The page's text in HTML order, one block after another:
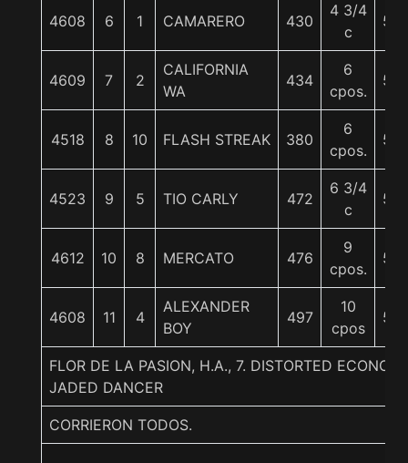
4608 6 1 CAMARERO 430
4 3/4
c
56
4609 7 2
CALIFORNIA
WA
434
6
cpos.
56
4518 8 10 FLASH STREAK 380
6
cpos.
56
4523 9 5 TIO CARLY 472
6 3/4
c
56
4612 10 8 MERCATO 476
9
cpos.
56
4608 11 4
ALEXANDER
BOY
497
10
cpos
56
FLOR DE LA PASION, H.A., 7. DISTORTED
JADED DANCER
CORRIERON TODOS.